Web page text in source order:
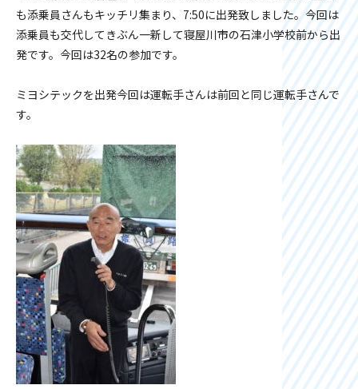
も添乗員さんもキッチリ集まり、7:50に出発致しました。今回は
添乗員も交代してきぶん一新して寝屋川市の石津小学校前から出
発です。今回は32名の参加です。
ミヨシテックを出発今回は運転手さんは前回と同じ運転手さんで
す。